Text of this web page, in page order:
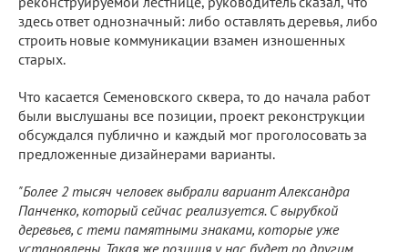
здесь ответ однозначный: либо оставлять деревья, либо
строить новые коммуникации взамен изношенных
старых.
Что касается Семеновского сквера, то до начала работ
были выслушаны все позиции, проект реконструкции
обсуждался публично и каждый мог проголосовать за
предложенные дизайнерами варианты.
"Более 2 тысяч человек выбрали вариант Александра
Панченко, который сейчас реализуется. С вырубкой
деревьев, с теми памятными знаками, которые уже
установлены. Такая же позиция у нас будет по другим